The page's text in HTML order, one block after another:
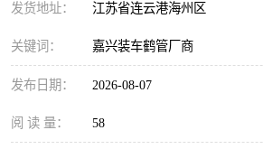
发货地址： 江苏省连云港海州区
关键词： 嘉兴装车鹤管厂商
发布日期： 2026-08-07
阅 读 量： 58